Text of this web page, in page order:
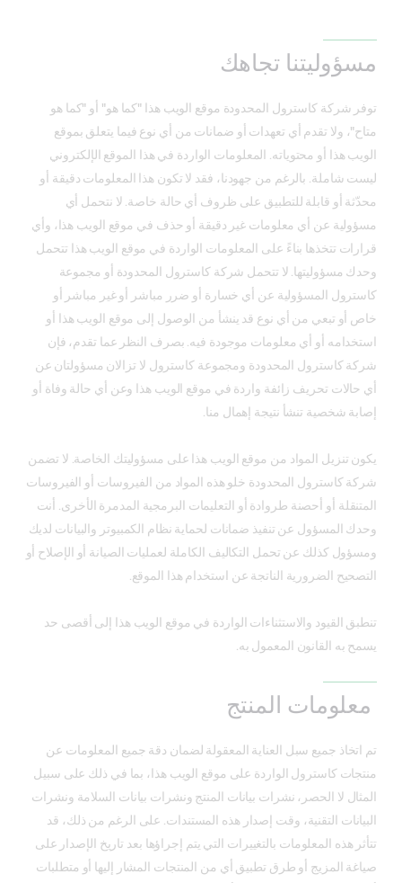
مسؤوليتنا تجاهك
توفر شركة كاسترول المحدودة موقع الويب هذا "كما هو" أو "كما هو
متاح"، ولا تقدم أي تعهدات أو ضمانات من أي نوع فيما يتعلق بموقع
الويب هذا أو محتوياته. المعلومات الواردة في هذا الموقع الإلكتروني
ليست شاملة. بالرغم من جهودنا، فقد لا تكون هذا المعلومات دقيقة أو
محدّثة أو قابلة للتطبيق على ظروف أي حالة خاصة. لا نتحمل أي
مسؤولية عن أي معلومات غير دقيقة أو حذف في موقع الويب هذا، وأي
قرارات تتخذها بناءً على المعلومات الواردة في موقع الويب هذا تتحمل
وحدك مسؤوليتها. لا تتحمل شركة كاسترول المحدودة أو مجموعة
كاسترول المسؤولية عن أي خسارة أو ضرر مباشر أو غير مباشر أو
خاص أو تبعي من أي نوع قد ينشأ من الوصول إلى موقع الويب هذا أو
استخدامه أو أي معلومات موجودة فيه. بصرف النظر عما تقدم، فإن
شركة كاسترول المحدودة ومجموعة كاسترول لا تزالان مسؤولتان عن
أي حالات تحريف زائفة واردة في موقع الويب هذا وعن أي حالة وفاة أو
إصابة شخصية تنشأ نتيجة إهمال منا.
يكون تنزيل المواد من موقع الويب هذا على مسؤوليتك الخاصة. لا تضمن
شركة كاسترول المحدودة خلو هذه المواد من الفيروسات أو الفيروسات
المتنقلة أو أحصنة طروادة أو التعليمات البرمجية المدمرة الأخرى. أنت
وحدك المسؤول عن تنفيذ ضمانات لحماية نظام الكمبيوتر والبيانات لديك
ومسؤول كذلك عن تحمل التكاليف الكاملة لعمليات الصيانة أو الإصلاح أو
التصحيح الضرورية الناتجة عن استخدام هذا الموقع.
تنطبق القيود والاستثناءات الواردة في موقع الويب هذا إلى أقصى حد
يسمح به القانون المعمول به.
معلومات المنتج
تم اتخاذ جميع سبل العناية المعقولة لضمان دقة جميع المعلومات عن
منتجات كاسترول الواردة على موقع الويب هذا، بما في ذلك على سبيل
المثال لا الحصر، نشرات بيانات المنتج ونشرات بيانات السلامة ونشرات
البيانات التقنية، وقت إصدار هذه المستندات. على الرغم من ذلك، قد
تتأثر هذه المعلومات بالتغييرات التي يتم إجراؤها بعد تاريخ الإصدار على
صياغة المزيج أو طرق تطبيق أي من المنتجات المشار إليها أو متطلبات